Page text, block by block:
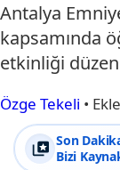
Antalya
kapsamında
etkinliği
Özge Tekeli •
Son
Bizi